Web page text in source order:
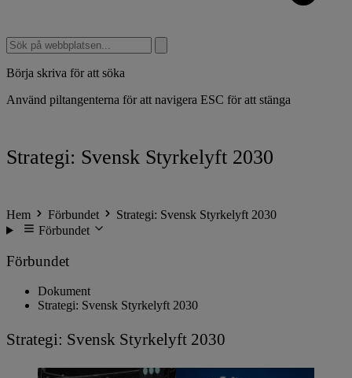
Börja skriva för att söka
Använd piltangenterna för att navigera ESC för att stänga
Strategi: Svensk Styrkelyft 2030
Hem Förbundet
Strategi: Svensk Styrkelyft 2030
Förbundet
Förbundet
Dokument
Strategi: Svensk Styrkelyft 2030
Strategi: Svensk Styrkelyft 2030